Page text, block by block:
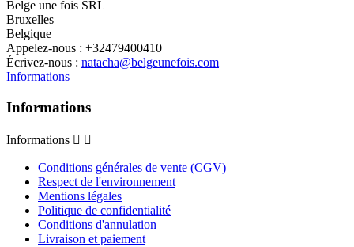
Belge une fois SRL
Bruxelles
Belgique
Appelez-nous : +32479400410
Écrivez-nous : natacha@belgeunefois.com
Informations
Informations
Informations  
Conditions générales de vente (CGV)
Respect de l'environnement
Mentions légales
Politique de confidentialité
Conditions d'annulation
Livraison et paiement